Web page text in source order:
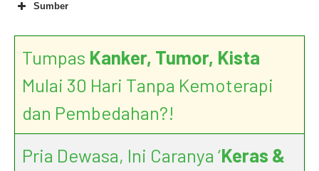
Sumber
About World Cancer Day
Why Cancer?
Tumpas Kanker, Tumor, Kista
Mulai 30 Hari Tanpa Kemoterapi
dan Pembedahan?!
Pria Dewasa, Ini Caranya ‘Keras &